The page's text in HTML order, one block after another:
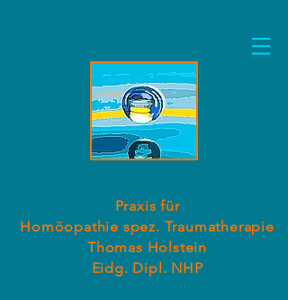
Praxis für
Homöopathie spez. Traumatherapie
Thomas Holstein
Eidg. Dipl. NHP